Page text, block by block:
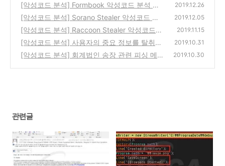
[악성코드 분석] Formbook 악성코드 분석 보
고서
(0)
2019.12.26
[악성코드 분석] Sorano Stealer 악성코드 분
석 보고서
(0)
2019.12.05
[악성코드 분석] Raccoon Stealer 악성코드
분석 보고서
(0)
2019.11.15
[악성코드 분석] 사용자의 중요 정보를 탈취하
는 AZORult 분석 보고서
(0)
2019.10.31
[악성코드 분석] 회계법인 송장 관련 피싱 메일
2019.10.30
관련글